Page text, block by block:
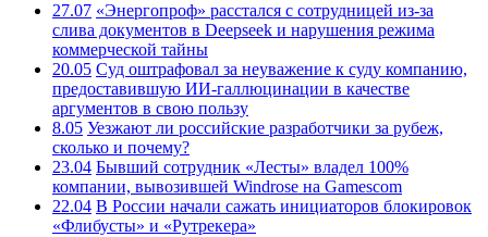
27.07 «Энергопроф» расстался с сотрудницей из-за
слива документов в Deepseek и нарушения режима
коммерческой тайны
20.05 Суд оштрафовал за неуважение к суду компанию,
предоставившую ИИ-галлюцинации в качестве
аргументов в свою пользу
8.05 Уезжают ли российские разработчики за рубеж,
сколько и почему?
23.04 Бывший сотрудник «Лесты» владел 100%
компании, вывозившей Windrose на Gamescom
22.04 В России начали сажать инициаторов блокировок
«Флибусты» и «Рутрекера»